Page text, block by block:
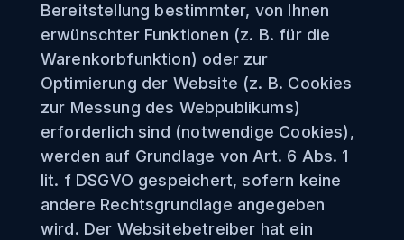
Bereitstellung bestimmter, von Ihnen
erwünschter Funktionen (z. B. für die
Warenkorbfunktion) oder zur
Optimierung der Website (z. B. Cookies
zur Messung des Webpublikums)
erforderlich sind (notwendige Cookies),
werden auf Grundlage von Art. 6 Abs. 1
lit. f DSGVO gespeichert, sofern keine
andere Rechtsgrundlage angegeben
wird. Der Websitebetreiber hat ein